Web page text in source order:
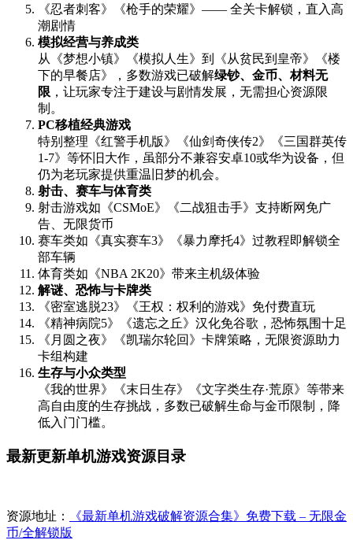
《忍者刺客》《枪手的荣耀》—— 全关卡解锁，直入高
潮剧情
模拟经营与养成类
从《梦想小镇》《模拟人生》到《从贫民到皇帝》《楼
下的早餐店》，多数游戏已破解绿钞、金币、材料无
限 ，让玩家专注于建设与剧情发展，无需担心资源限
制。
PC移植经典游戏
特别整理《红警手机版》《仙剑奇侠传2》《三国群英传
1-7》等怀旧大作，虽部分不兼容安卓10或华为设备，但
仍为老玩家提供重温旧梦的机会。
射击、赛车与体育类
射击游戏如《CSMoE》《二战狙击手》支持断网免广
告、无限货币
赛车类如《真实赛车3》《暴力摩托4》过教程即解锁全
部车辆
体育类如《NBA 2K20》带来主机级体验
解谜、恐怖与卡牌类
《密室逃脱23》《王权：权利的游戏》免付费直玩
《精神病院5》《遗忘之丘》汉化免谷歌，恐怖氛围十足
《月圆之夜》《凯瑞尔轮回》卡牌策略，无限资源助力
卡组构建
生存与小众类型
《我的世界》《末日生存》《文字类生存·荒原》等带来
高自由度的生存挑战，多数已破解生命与金币限制，降
低入门门槛。
最新更新单机游戏资源目录
资源地址：
《最新单机游戏破解资源合集》免费下载 – 无限金
币/全解锁版